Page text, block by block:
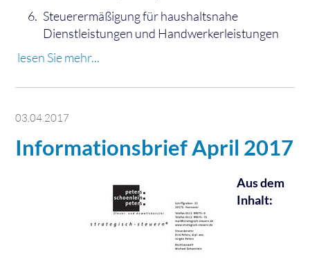
Steuerermäßigung für haushaltsnahe
Dienstleistungen und Handwerkerleistungen
lesen Sie mehr...
03.04.2017
Informationsbrief April 2017
Aus dem
Inhalt: